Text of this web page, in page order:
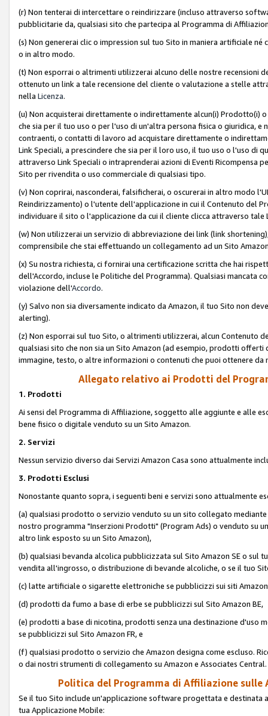
(r) Non tenterai di intercettare o reindirizzare (incluso attraverso
pubblicitarie da, qualsiasi sito che partecipa al Programma di
(s) Non genererai clic o impression sul tuo Sito in maniera artificiale
o in altro modo.
(t) Non esporrai o altrimenti utilizzerai alcuno delle nostre recensioni
ottenuto un link a tale recensione del cliente o valutazione a stelle
nella Licenza.
(u) Non acquisterai direttamente o indirettamente alcun(i) Prodotto(i)
che sia per il tuo uso o per l'uso di un'altra persona fisica o giuridica,
contraenti, o contatti di lavoro ad acquistare direttamente o
Link Speciali, a prescindere che sia per il loro uso, il tuo uso o l'uso di
attraverso Link Speciali o intraprenderai azioni di Eventi
Sito per rivendita o uso commerciale di qualsiasi tipo.
(v) Non coprirai, nasconderai, falsificherai, o oscurerai in altro modo
Reindirizzamento) o l'utente dell'applicazione in cui il Contenuto del
individuare il sito o l'applicazione da cui il cliente clicca attraverso tale
(w) Non utilizzerai un servizio di abbreviazione dei link (link
comprensibile che stai effettuando un collegamento ad un Sito
(x) Su nostra richiesta, ci fornirai una certificazione scritta che hai
dell'Accordo, incluse le Politiche del Programma). Qualsiasi mancata
violazione dell'Accordo.
(y) Salvo non sia diversamente indicato da Amazon, il tuo Sito non
alerting).
(z) Non esporrai sul tuo Sito, o altrimenti utilizzerai, alcun Contenuto
qualsiasi sito che non sia un Sito Amazon (ad esempio, prodotti
immagine, testo, o altre informazioni o contenuti che puoi ottenere da
Allegato relativo ai Prodotti del
1. Prodotti
Ai sensi del Programma di Affiliazione, soggetto alle aggiunte e alle
bene fisico o digitale venduto su un Sito Amazon.
2. Servizi
Nessun servizio diverso dai Servizi Amazon Casa sono attualmente
3. Prodotti Esclusi
Nonostante quanto sopra, i seguenti beni e servizi sono attualmente
(a) qualsiasi prodotto o servizio venduto su un sito collegato
nostro programma "Inserzioni Prodotti" (Program Ads) o venduto su
altro link esposto su un Sito Amazon),
(b) qualsiasi bevanda alcolica pubblicizzata sul Sito Amazon SE o sul
vendita all'ingrosso, o distribuzione di bevande alcoliche, o se il tuo
(c) latte artificiale o sigarette elettroniche se pubblicizzi sui siti Amazon
(d) prodotti da fumo a base di erbe se pubblicizzi sul Sito Amazon BE,
(e) prodotti a base di nicotina, prodotti senza una destinazione d'uso
se pubblicizzi sul Sito Amazon FR, e
(f) qualsiasi prodotto o servizio che Amazon designa come escluso.
o dai nostri strumenti di collegamento su Amazon e Associates Central.
Politica del Programma di Affiliazione
Se il tuo Sito include un'applicazione software progettata e
tua Applicazione Mobile: